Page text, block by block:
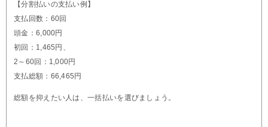
【分割払いの支払い例】
支払回数：60回
頭金：6,000円
初回：1,465円、
2～60回：1,000円
支払総額：66,465円
総額を抑えたい人は、一括払いを選びましょう。